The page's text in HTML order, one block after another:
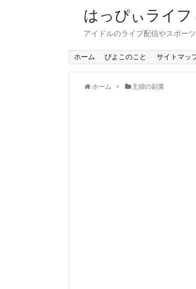
はっぴぃライ
アイドルのライブ配信やスポー
ホーム ぴよこのこと サイトマッ
ホーム 主婦の副業